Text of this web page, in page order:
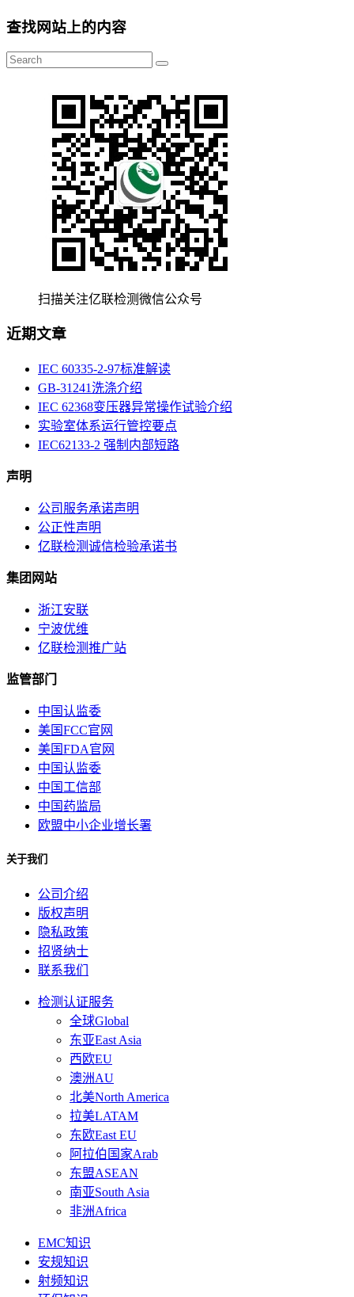
查找网站上的内容
扫描关注亿联检测微信公众号
近期文章
IEC 60335-2-97标准解读
GB-31241洗涤介绍
IEC 62368变压器异常操作试验介绍
实验室体系运行管控要点
IEC62133-2 强制内部短路
声明
公司服务承诺声明
公正性声明
亿联检测诚信检验承诺书
集团网站
浙江安联
宁波优维
亿联检测推广站
监管部门
中国认监委
美国FCC官网
美国FDA官网
中国认监委
中国工信部
中国药监局
欧盟中小企业增长署
关于我们
公司介绍
版权声明
隐私政策
招贤纳士
联系我们
检测认证服务
全球Global
东亚East Asia
西欧EU
澳洲AU
北美North America
拉美LATAM
东欧East EU
阿拉伯国家Arab
东盟ASEAN
南亚South Asia
非洲Africa
EMC知识
安规知识
射频知识